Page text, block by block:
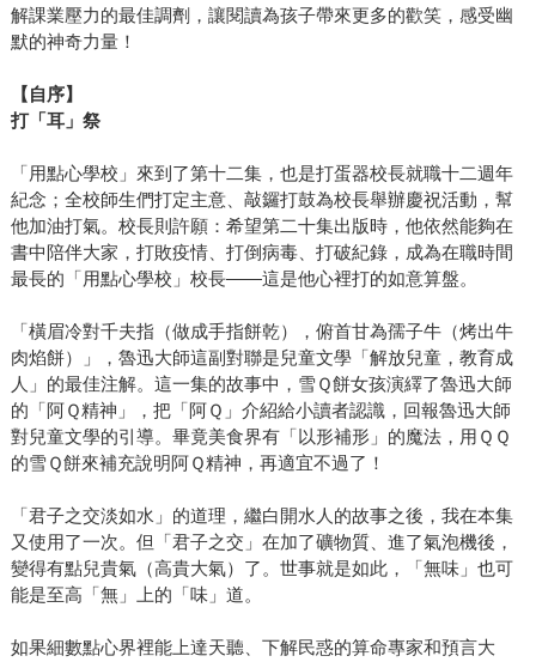
解課業壓力的最佳調劑，讓閱讀為孩子帶來更多的歡笑，感受幽
默的神奇力量！
【自序】
打「耳」祭
「用點心學校」來到了第十二集，也是打蛋器校長就職十二週年
紀念；全校師生們打定主意、敲鑼打鼓為校長舉辦慶祝活動，幫
他加油打氣。校長則許願：希望第二十集出版時，他依然能夠在
書中陪伴大家，打敗疫情、打倒病毒、打破紀錄，成為在職時間
最長的「用點心學校」校長——這是他心裡打的如意算盤。
「橫眉冷對千夫指（做成手指餅乾），俯首甘為孺子牛（烤出牛
肉焰餅）」，魯迅大師這副對聯是兒童文學「解放兒童，教育成
人」的最佳注解。這一集的故事中，雪Ｑ餅女孩演繹了魯迅大師
的「阿Ｑ精神」，把「阿Ｑ」介紹給小讀者認識，回報魯迅大師
對兒童文學的引導。畢竟美食界有「以形補形」的魔法，用ＱＱ
的雪Ｑ餅來補充說明阿Ｑ精神，再適宜不過了！
「君子之交淡如水」的道理，繼白開水人的故事之後，我在本集
又使用了一次。但「君子之交」在加了礦物質、進了氣泡機後，
變得有點兒貴氣（高貴大氣）了。世事就是如此，「無味」也可
能是至高「無」上的「味」道。
如果細數點心界裡能上達天聽、下解民惑的算命專家和預言大